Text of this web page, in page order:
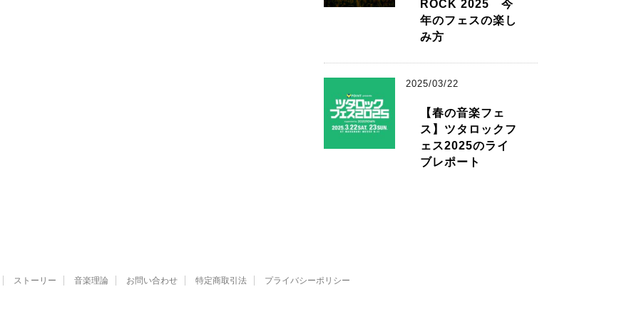
ROCK 2025 今
年のフェスの楽し
み方
2025/03/22
【春の音楽フェ
ス】ツタロックフ
ェス2025のライ
ブレポート
ストーリー 音楽理論 お問い合わせ 特定商取引法 プライバシーポリシー